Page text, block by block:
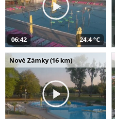
06:42 24,4 °C
Nové Zámky (16 km)